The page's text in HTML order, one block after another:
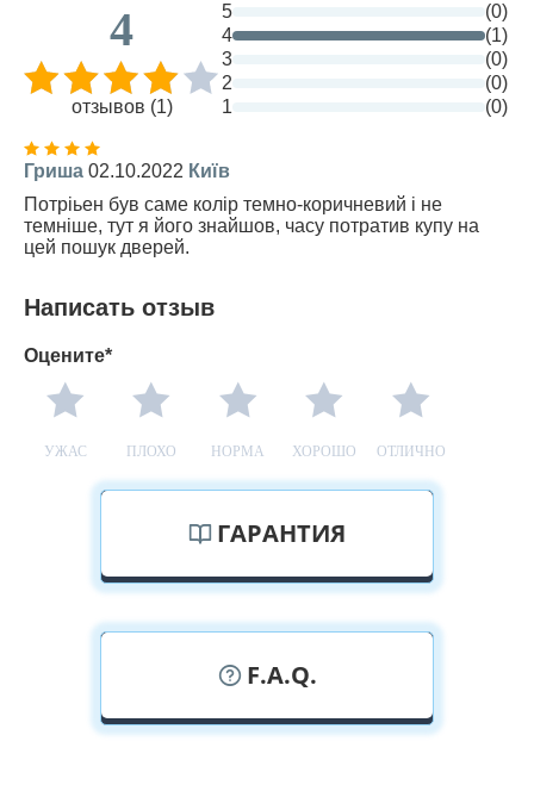
4
отзывов (1)
5
(0)
4
(1)
3
(0)
2
(0)
1
(0)
Гриша 02.10.2022 Київ
Потріьен був саме колір темно-коричневий і не
темніше, тут я його знайшов, часу потратив купу на
цей пошук дверей.
Написать отзыв
Оцените*
УЖАС ПЛОХО НОРМА ХОРОШО ОТЛИЧНО
ГАРАНТИЯ
F.A.Q.